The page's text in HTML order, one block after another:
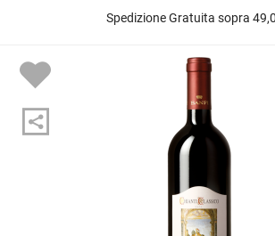
Spedizione Gratuita sopra